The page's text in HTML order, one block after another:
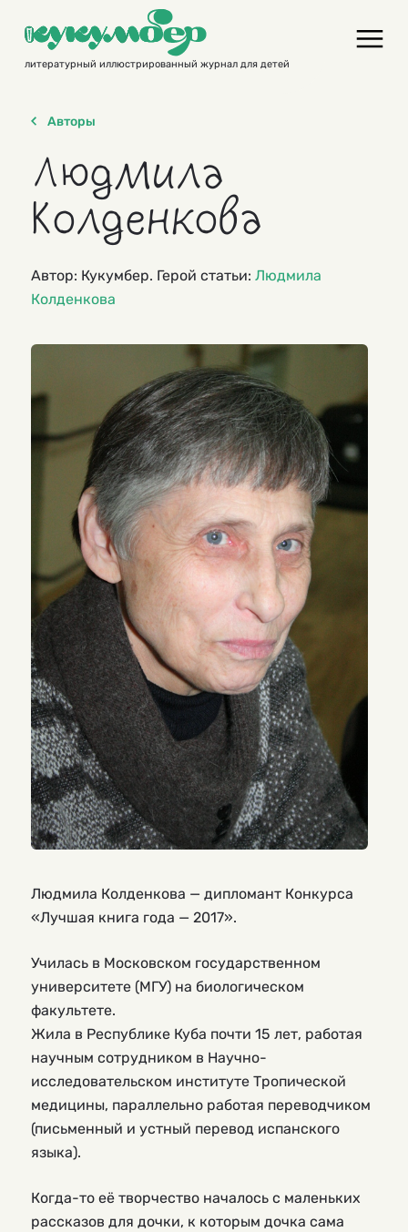
contentлитературный иллюстрированный журнал для детей
Авторы
Людмила
Колденкова
Автор: Кукумбер. Герой статьи: Людмила
Колденкова
Людмила Колденкова — дипломант Конкурса
«Лучшая книга года — 2017».
Училась в Московском государственном
университете (МГУ) на биологическом
факультете.
Жила в Республике Куба почти 15 лет, работая
научным сотрудником в Научно-
исследовательском институте Тропической
медицины, параллельно работая переводчиком
(письменный и устный перевод испанского
языка).
Когда-то её творчество началось с маленьких
рассказов для дочки, к которым дочка сама